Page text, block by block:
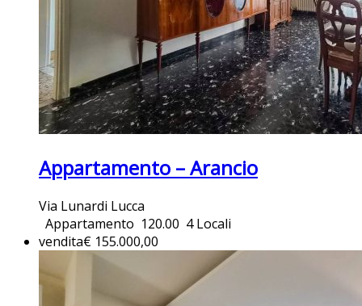
Appartamento – Arancio
Via Lunardi Lucca
Appartamento 120.00 4 Locali
vendita€ 155.000,00